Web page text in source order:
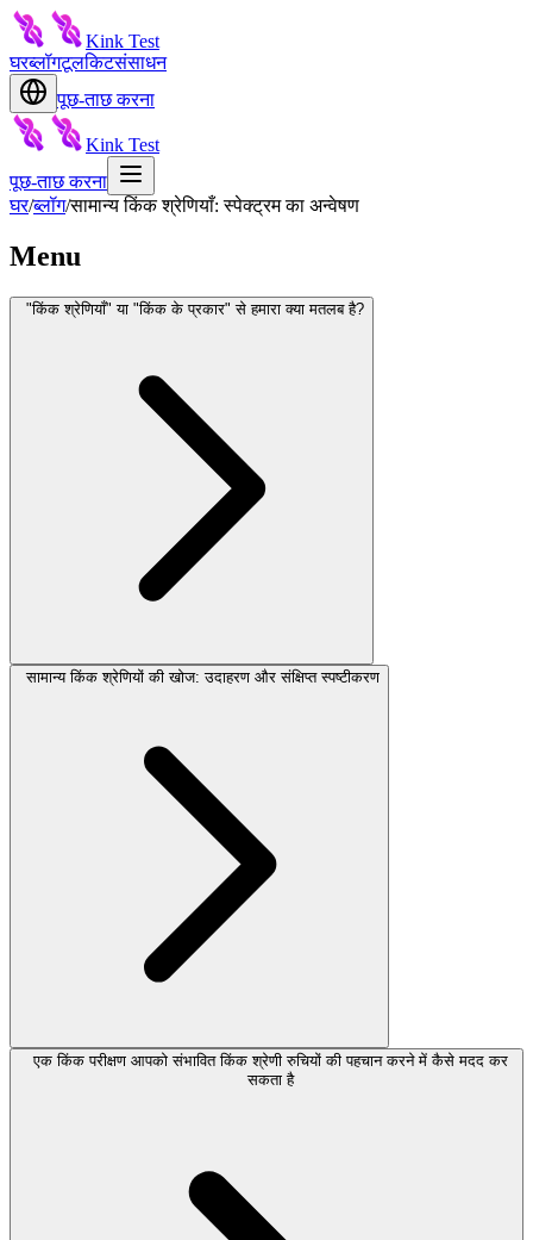
Kink Test
घरब्लॉगटूलकिटसंसाधन
पूछ-ताछ करना
Kink Test
पूछ-ताछ करना
घर/ब्लॉग/सामान्य किंक श्रेणियाँ: स्पेक्ट्रम का अन्वेषण
Menu
"किंक श्रेणियाँ" या "किंक के प्रकार" से हमारा क्या मतलब है?
सामान्य किंक श्रेणियों की खोज: उदाहरण और संक्षिप्त स्पष्टीकरण
एक किंक परीक्षण आपको संभावित किंक श्रेणी रुचियों की पहचान करने में कैसे मदद कर
सकता है